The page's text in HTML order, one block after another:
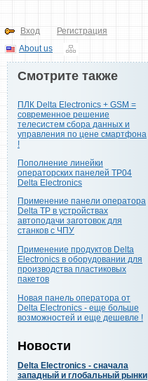
Вход
Регистрация
About us
Смотрите также
ПЛК Delta Electronics + GSM =
современное решение
телесистем сбора данных и
управления по цене смартфона
!
Пополнение линейки
операторских панелей TP04
Delta Electronics
Применение панели оператора
Delta TP в устройствах
автоподачи заготовок для
станков с ЧПУ
Применение продуктов Delta
Electronics в оборудовании для
производства пластиковых
пакетов
Новая панель оператора от
Delta Electronics - еще больше
возможностей и еще дешевле !
Новости
Delta Electronics - сначала
западный и глобальный рынки